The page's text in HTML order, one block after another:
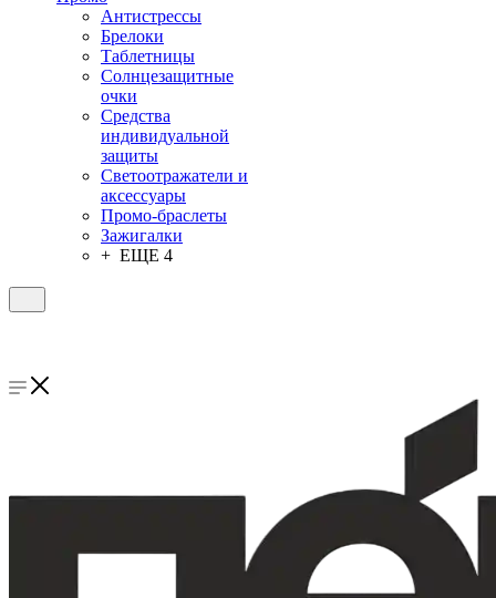
Антистрессы
Брелоки
Таблетницы
Солнцезащитные
очки
Средства
индивидуальной
защиты
Светоотражатели и
аксессуары
Промо-браслеты
Зажигалки
+ ЕЩЕ 4